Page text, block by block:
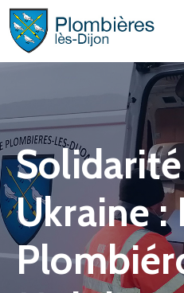
Que
Faire
?
Infos
&
Actus
Solidarité
Ukraine :